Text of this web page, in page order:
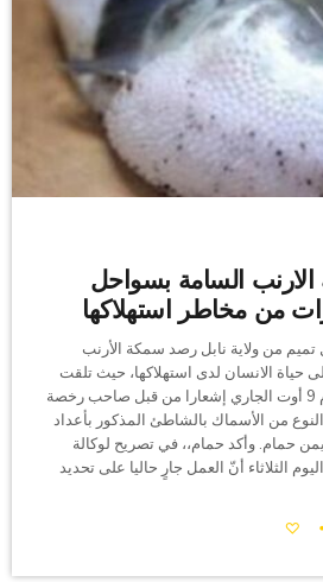
السامة بسواحل
من مخاطر استهلاكها
من ولاية نابل رصد سمكة الأرنب
حياة الانسان لدى استهلاكها، حيث تلقت
جمعية البيئة بمنزل تميم يوم 9 أوت الجاري إشعارا من قبل صاحب رخصة
من الأسماك بالشاطئ المذكور بأعداد
حمام. وأكد حمام،، في تصريح لوكالة
الثلاثاء أنّ العمل جارٍ حاليا على تحديد